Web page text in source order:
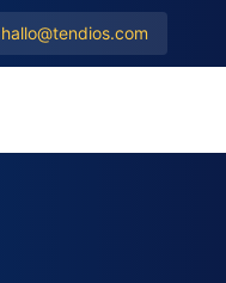
hallo@tendios.com